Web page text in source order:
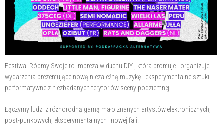
Festiwal Róbmy Swoje to Impreza w duchu DIY , która promuje i organizuje
wydarzenia prezentujące nową niezależną muzykę i eksperymentalne sztuki
performatywne z niezbadanych terytoriów sceny podziemnej.
Łączymy ludzi z różnorodną gamą mało znanych artystów elektronicznych,
post-punkowych, eksperymentalnych i nowej fali.